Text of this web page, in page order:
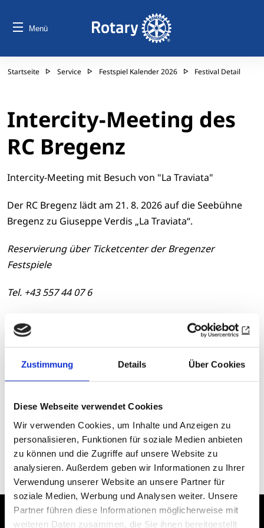
Zustimmung Details Über Cookies
Diese Webseite verwendet Cookies
Wir verwenden Cookies, um Inhalte und Anzeigen zu
personalisieren, Funktionen für soziale Medien anbieten
zu können und die Zugriffe auf unsere Website zu
analysieren. Außerdem geben wir Informationen zu Ihrer
Verwendung unserer Website an unsere Partner für
soziale Medien, Werbung und Analysen weiter. Unsere
Partner führen diese Informationen möglicherweise mit
weiteren Daten zusammen, die Sie ihnen bereitgestellt
Menü
Startseite Service Festspiel Kalender 2026 Festival Detail
Intercity-Meeting des
RC Bregenz
Intercity-Meeting mit Besuch von "La Traviata"
Der RC Bregenz lädt am 21. 8. 2026 auf die Seebühne
Bregenz zu Giuseppe Verdis „La Traviata“.
Reservierung über Ticketcenter der Bregenzer
Festspiele
Tel. +43 557 44 07 6
ticket@bregenzerfestspiele.com
Zur Übersicht
Datum
Freitag, 21.08.2026
iCalendar
Termin exportieren
Erklärung zur
Impressum